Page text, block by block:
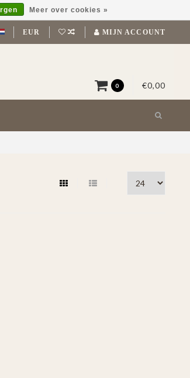
EUR MIJN ACCOUNT
0 €0,00
Meer over cookies »